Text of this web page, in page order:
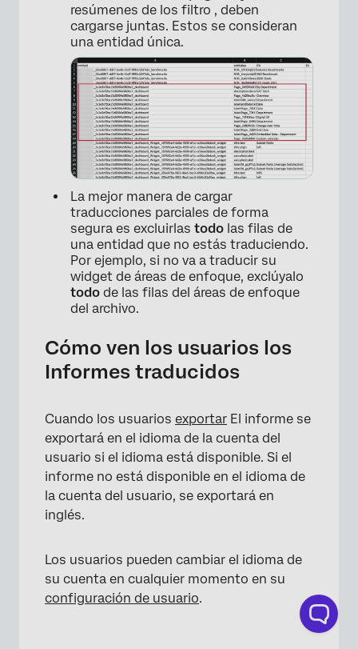
×
resúmenes de los filtro , deben
cargarse juntas. Estos se consideran
una entidad única.
La mejor manera de cargar
traducciones parciales de forma
segura es excluirlas todo las filas de
una entidad que no estás traduciendo.
Por ejemplo, si no va a traducir su
widget de áreas de enfoque, exclúyalo
todo de las filas del áreas de enfoque
del archivo.
Cómo ven los usuarios los
Informes traducidos
Cuando los usuarios exportar El informe se
exportará en el idioma de la cuenta del
usuario si el idioma está disponible. Si el
informe no está disponible en el idioma de
la cuenta del usuario, se exportará en
inglés.
Los usuarios pueden cambiar el idioma de
su cuenta en cualquier momento en su
configuración de usuario.